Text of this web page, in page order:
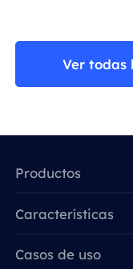
Ver todas
Productos
Características
Casos de uso